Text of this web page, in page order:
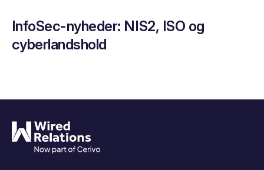
InfoSec-nyheder: NIS2, ISO og
cyberlandshold